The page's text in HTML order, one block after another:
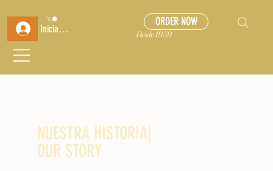
Desde 1959
Iniciar sesión
ORDER NOW
NUESTRA HISTORIA|
OUR STORY